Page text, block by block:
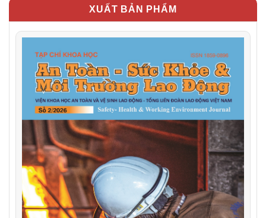
XUẤT BẢN PHẨM